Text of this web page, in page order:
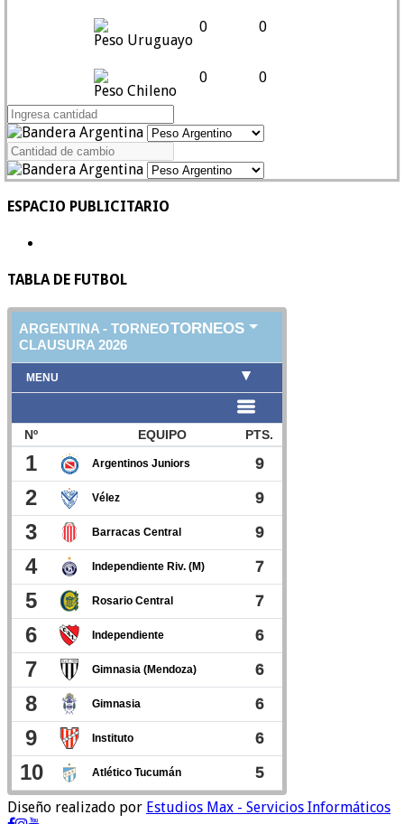
Peso Uruguayo
0 0
Peso Chileno
0 0
ESPACIO PUBLICITARIO
TABLA DE FUTBOL
Diseño realizado por Estudios Max - Servicios Informáticos